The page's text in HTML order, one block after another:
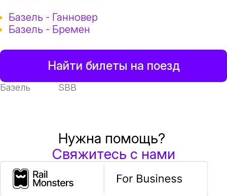
Базель - Ганновер
Базель - Бремен
Найти билеты на поезд
Базель SBB
Нужна помощь?
Свяжитесь с нами